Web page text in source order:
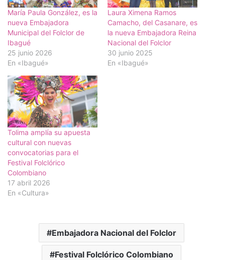
María Paula González, es la
nueva Embajadora
Municipal del Folclor de
Ibagué
25 junio 2026
En «Ibagué»
Laura Ximena Ramos
Camacho, del Casanare, es
la nueva Embajadora Reina
Nacional del Folclor
30 junio 2025
En «Ibagué»
Tolima amplía su apuesta
cultural con nuevas
convocatorias para el
Festival Folclórico
Colombiano
17 abril 2026
En «Cultura»
Embajadora Nacional del Folclor
Festival Folclórico Colombiano